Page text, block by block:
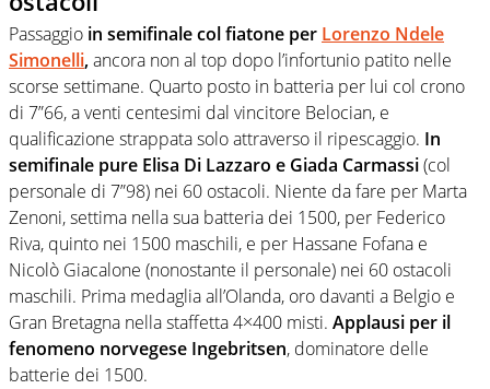
Passaggio in semifinale col fiatone per Lorenzo Ndele
Simonelli,ancora non al top dopo l’infortunio patito nelle
scorse settimane. Quarto posto in batteria per lui col crono
di 7”66, a venti centesimi dal vincitore Belocian, e
qualificazione strappata solo attraverso il ripescaggio. In
semifinale pure Elisa Di Lazzaro e Giada Carmassi(col
personale di 7”98) nei 60 ostacoli. Niente da fare per Marta
Zenoni, settima nella sua batteria dei 1500, per Federico
Riva, quinto nei 1500 maschili, e per Hassane Fofana e
Nicolò Giacalone (nonostante il personale) nei 60 ostacoli
maschili. Prima medaglia all’Olanda, oro davanti a Belgio e
Gran Bretagna nella staffetta 4×400 misti. Applausi per il
fenomeno norvegese Ingebritsen, dominatore delle
batterie dei 1500.